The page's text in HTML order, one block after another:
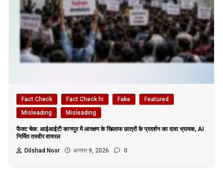
Fact Check Fact Check hi Fake
Featured
Misleading
Misleading
फैक्ट चेक: आईआईटी कानपुर में आरक्षण के खिलाफ छात्रों के प्रदर्शन का दावा भ्रामक, AI
निर्मित तस्वीर वायरल
Dilshad Noor
अगस्त 9, 2026 0